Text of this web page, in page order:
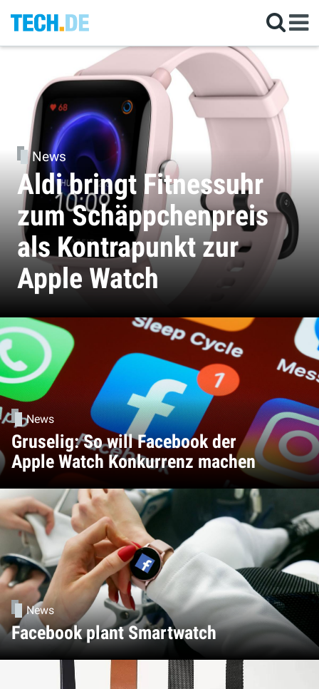
News
Gruselig: So will Facebook der
Apple Watch Konkurrenz machen
News
Facebook plant Smartwatch
News
Aldi bringt Fitnessuhr
zum Schäppchenpreis
als Kontrapunkt zur
Apple Watch